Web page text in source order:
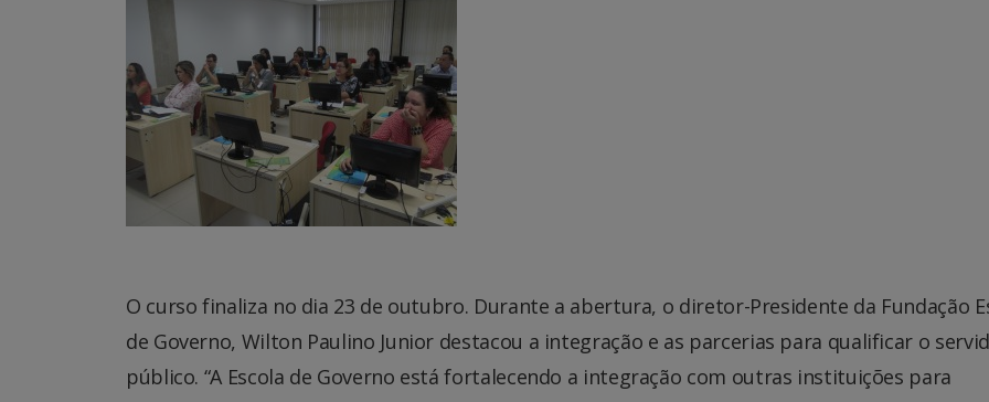
O curso finaliza no dia 23 de outubro. Durante a abertura, o diretor-Presidente da Fundação
de Governo, Wilton Paulino Junior destacou a integração e as parcerias para qualificar o
público. “A Escola de Governo está fortalecendo a integração com outras instituições para